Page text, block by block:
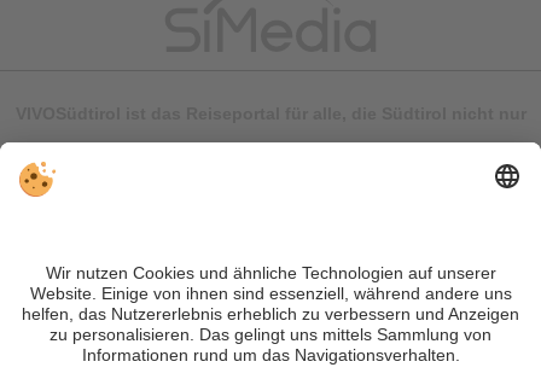
können Fehler auftreten. Wir übernehmen keine Gewähr für
die Richtigkeit und Vollständigkeit aller Informationen.
Informieren Sie sich sicherheitshalber nochmals beim